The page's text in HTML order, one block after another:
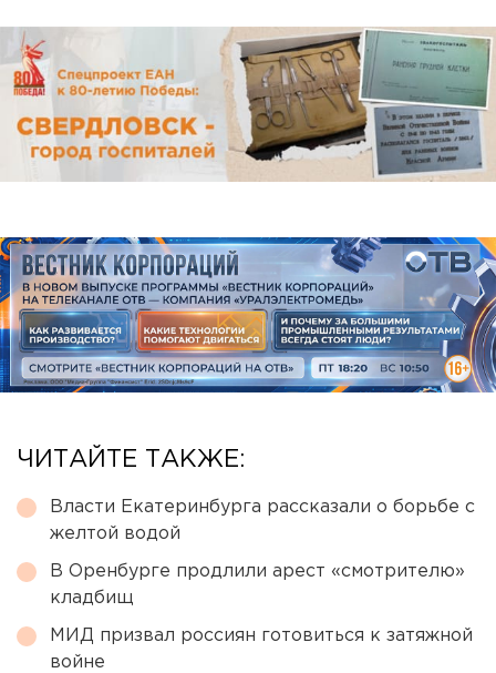
ЧИТАЙТЕ ТАКЖЕ:
Власти Екатеринбурга рассказали о борьбе с
желтой водой
В Оренбурге продлили арест «смотрителю»
кладбищ
МИД призвал россиян готовиться к затяжной
войне